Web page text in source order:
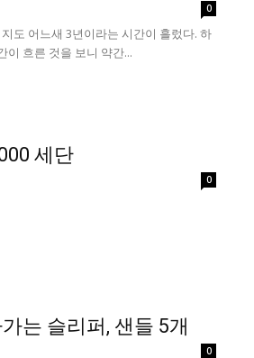
0
도 어느새 3년이라는 시간이 흘렀다. 하
이 흐른 것을 보니 약간...
세단
0
는 슬리퍼, 샌들 5개
0